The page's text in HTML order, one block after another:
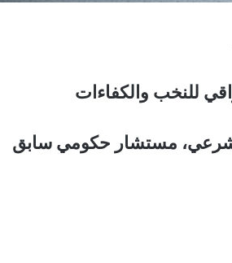
للنخب والكفاءات
مستشار حكومي سابق